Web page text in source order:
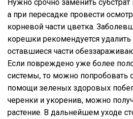
Нужно срочно заменить
а при пересадке провести
корневой части цветка.
корешки рекомендуется удалить
оставшиеся части
Если повреждено уже более
системы, то можно попробовать
помощи зеленых здоровых
черенки и укоренив, можно
растение. В дальнейшем уходе